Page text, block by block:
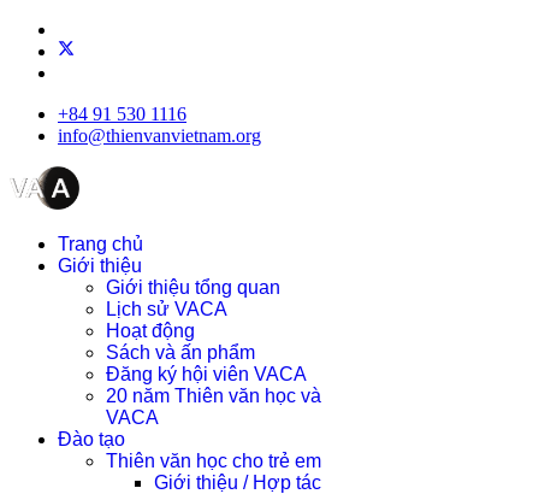
+84 91 530 1116
info@thienvanvietnam.org
Trang chủ
Giới thiệu
Giới thiệu tổng quan
Lịch sử VACA
Hoạt động
Sách và ấn phẩm
Đăng ký hội viên VACA
20 năm Thiên văn học và
VACA
Đào tạo
Thiên văn học cho trẻ em
Giới thiệu / Hợp tác